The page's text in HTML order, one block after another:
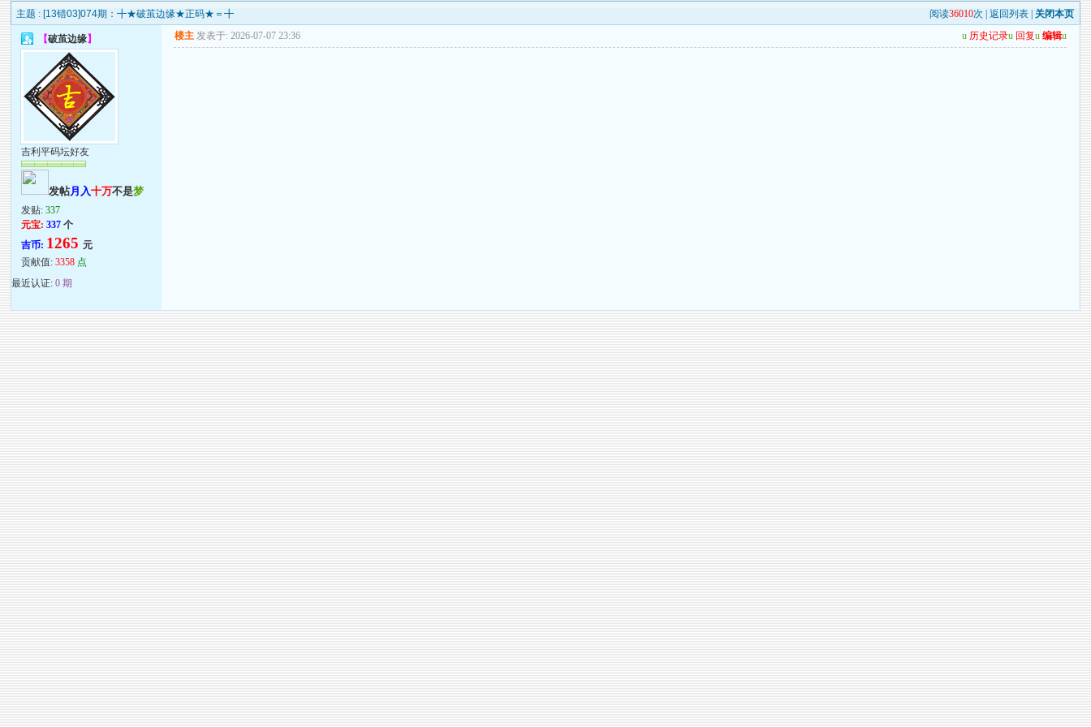
主题 : [13错03]074期：╋★破茧边缘★正码★＝╋ 阅读36010次 |返回列表 关闭本页
【破茧边缘】
吉利平码坛好友
发帖月入十万不是梦
发贴:337
元宝: 337个
吉币: 1265元
贡献值:3358 点
最近认证:0 期
楼主 发表于: 2026-07-07 23:36 u 历史记录u 回复u 编辑u